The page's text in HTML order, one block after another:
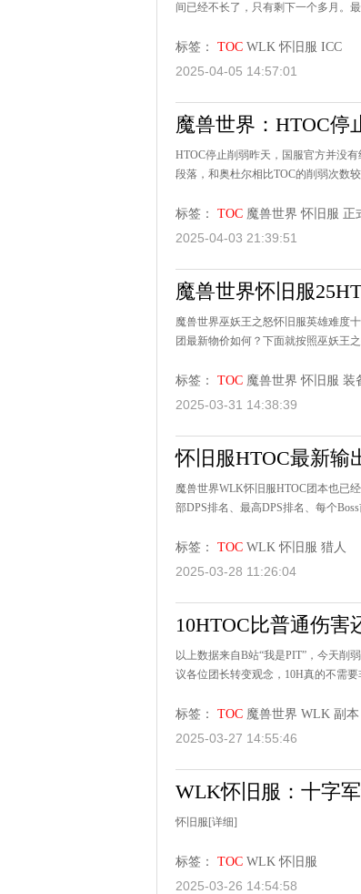
间已经不长了，只有剩下一个多月。
标签： TOC WLK 怀旧服 ICC
2025-04-05 14:57:01
魔兽世界：HTOC停
HTOC停止削弱昨天，国服官方并没
段落，和奥杜尔相比TOC的削弱次数
标签： TOC 魔兽世界 怀旧服 正
2025-04-03 21:39:51
魔兽世界怀旧服
魔兽世界巫妖王之怒怀旧服英雄难度
团最新物价如何？下面就按照巫妖王
标签： TOC 魔兽世界 怀旧服 装
2025-03-31 14:38:39
怀旧服HTOC最新输
魔兽世界WLK怀旧服HTOC团本也已
部DPS排名、最高DPS排名、每个
标签： TOC WLK 怀旧服 猎人
2025-03-28 11:26:04
10HTOC比普通伤
以上数据来自B站“我是PIT”，今天削
议各位团长转变观念，10H真的不需
标签： TOC 魔兽世界 WLK 副本
2025-03-27 14:55:46
WLK怀旧服：十字
怀旧服 [详细]
标签： TOC WLK 怀旧服
2025-03-26 14:54:58